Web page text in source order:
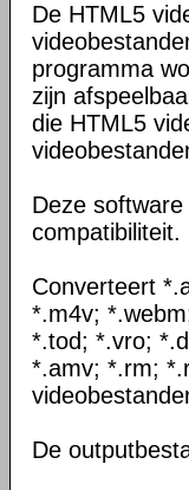
De HTML5
programma
zijn
die HTML5
Deze
compatibiliteit.
Converteert
*.m4v;
*.tod; *.vro;
*.amv; *.rm;
De